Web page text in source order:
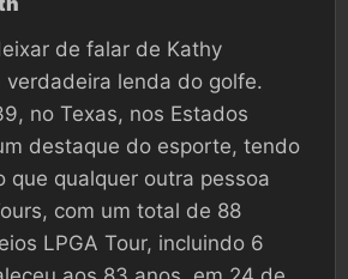
de falar de Kathy
lenda do golfe.
no Texas, nos Estados
destaque do esporte, tendo
que qualquer outra pessoa
com um total de 88
LPGA Tour, incluindo 6